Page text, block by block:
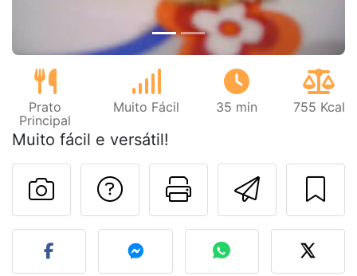
Prato
Principal
Muito Fácil 35 min 755 Kcal
Muito fácil e versátil!
Imprima
Falar com o autor
Fez esta receita?